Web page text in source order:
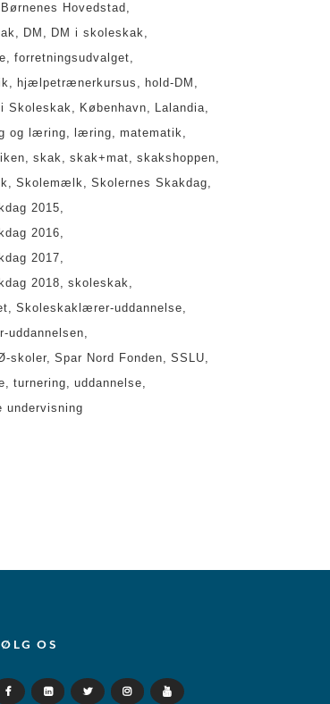
Børnenes Hovedstad
DM
DM i skoleskak
forretningsudvalget
hjælpetrænerkursus
hold-DM
Skoleskak København
Lalandia
og læring læring
matematik
skak skak+mat
skakshoppen
Skolemælk
Skolernes Skakdag
2015
2016
2017
2018
skoleskak
Skoleskaklærer-uddannelse
uddannelsen
skoler
Spar Nord Fonden
SSLU
turnering
uddannelse
undervisning
OS